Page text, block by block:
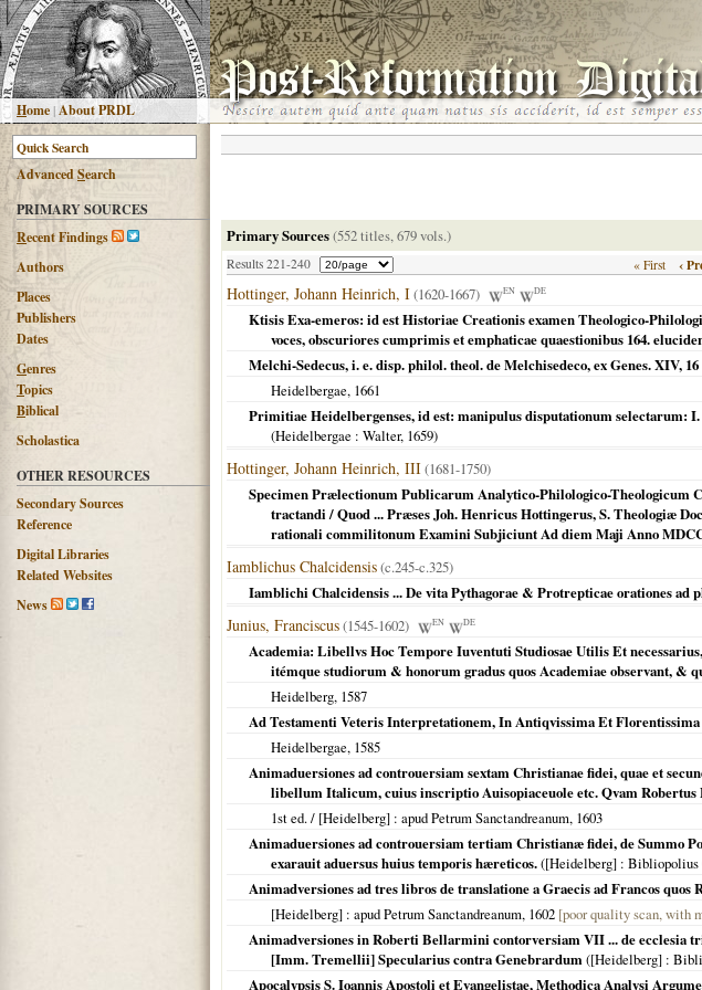
Home|About PRDL
AdvancedSearch
PRIMARY SOURCES
Recent Findings
Authors
Places
Publishers
Dates
Genres
Topics
Biblical
Scholastica
OTHER RESOURCES
Secondary Sources
Reference
Digital Libraries
Related Websites
News
Primary Sources(552 titles, 679 vols.)
Results 221-240 « First ‹
Hottinger, Johann Heinrich, I(1620-1667) EN DE
Ktisis Exa-emeros: id est Historiae Creationis examen Theologico-
voces, obscuriores cumprimis et emphaticae quaestionibus 164.
Melchi-Sedecus, i. e. disp. philol. theol. de Melchisedeco, ex Genes. XIV, 16
Heidelbergae, 1661
Primitiae Heidelbergenses, id est: manipulus disputationum selectarum:
(Heidelbergae : Walter, 1659)
Hottinger, Johann Heinrich, III(1681-1750)
Specimen Prælectionum Publicarum Analytico-Philologico-Theologicum
tractandi / Quod ... Præses Joh. Henricus Hottingerus, S. Theologiæ
rationali commilitonum Examini Subjiciunt Ad diem Maji Anno
Iamblichus Chalcidensis(c.245-c.325)
Iamblichi Chalcidensis ... De vita Pythagorae & Protrepticae orationes ad
Junius, Franciscus(1545-1602) EN DE
Academia: Libellvs Hoc Tempore Iuventuti Studiosae Utilis Et
itémque studiorum & honorum gradus quos Academiae observant, &
Heidelberg, 1587
Ad Testamenti Veteris Interpretationem, In Antiqvissima Et
Heidelbergae, 1585
Animaduersiones ad controuersiam sextam Christianae fidei, quae et
libellum Italicum, cuius inscriptio Auisopiaceuole etc. Qvam
1st ed. / [Heidelberg] : apud Petrum Sanctandreanum, 1603
Animaduersiones ad controuersiam tertiam Christianæ fidei, de Summo
exarauit aduersus huius temporis hæreticos.([Heidelberg] : Bibliopolius
Animadversiones ad tres libros de translatione a Graecis ad Francos
[Heidelberg] : apud Petrum Sanctandreanum, 1602 [poor quality scan, with
Animadversiones in Roberti Bellarmini contorversiam VII ... de ecclesia
[Imm. Tremellii] Specularius contra Genebrardum([Heidelberg] :
Apocalypsis S. Ioannis Apostoli et Evangelistae, Methodica Analysi